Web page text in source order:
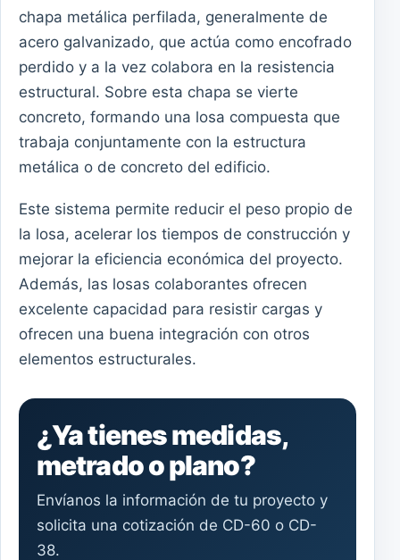
chapa metálica perfilada, generalmente de
acero galvanizado, que actúa como encofrado
perdido y a la vez colabora en la resistencia
estructural. Sobre esta chapa se vierte
concreto, formando una losa compuesta que
trabaja conjuntamente con la estructura
metálica o de concreto del edificio.
Este sistema permite reducir el peso propio de
la losa, acelerar los tiempos de construcción y
mejorar la eficiencia económica del proyecto.
Además, las losas colaborantes ofrecen
excelente capacidad para resistir cargas y
ofrecen una buena integración con otros
elementos estructurales.
¿Ya tienes medidas,
metrado o plano?
Envíanos la información de tu proyecto y
solicita una cotización de CD-60 o CD-
38.